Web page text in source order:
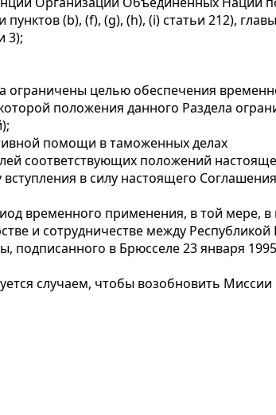
(b), (f), (g), (h), (i) статьи 212),
3);
ограничены целью обеспечения
положения данного Раздела
помощи в таможенных делах
соответствующих положений
в силу настоящего
временного применения, в той
и сотрудничестве между
в Брюсселе 23 января
случаем, чтобы возобновить